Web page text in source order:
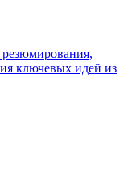
резюмирования,
ключевых идей из